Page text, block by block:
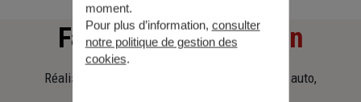
Faitesune simulation
Réalisez une simulation tarifaire d'assurance, auto,
moment.
Pour plus d’information, consulter
notre politique de gestion des
cookies.